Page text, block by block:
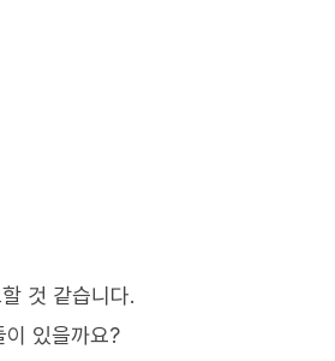
것 같습니다.
이 있을까요?